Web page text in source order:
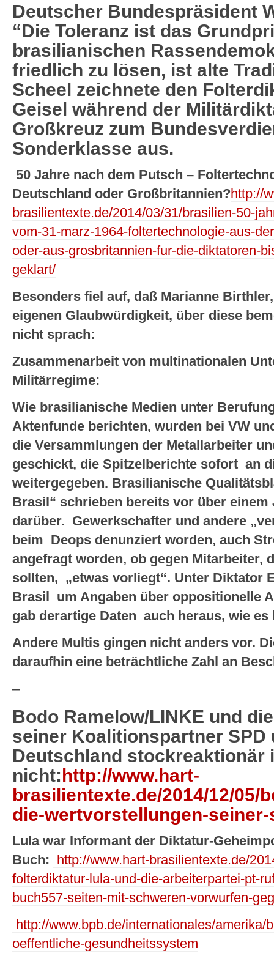
Deutscher Bundespräsident
“Die Toleranz ist das
brasilianischen
friedlich zu lösen, ist alte
Scheel zeichnete den
Geisel während der
Großkreuz zum
Sonderklasse aus.
50 Jahre nach dem Putsch –
Deutschland oder Großbritannien?http://
brasilientexte.de/2014/03/31/brasilien-50-
vom-31-marz-1964-foltertechnologie-aus-
oder-aus-grosbritannien-fur-die-diktatoren-
geklart/
Besonders fiel auf, daß Marianne
eigenen Glaubwürdigkeit, über diese
nicht sprach:
Zusammenarbeit von multinationalen
Militärregime:
Wie brasilianische Medien unter
Aktenfunde berichten, wurden bei VW
die Versammlungen der Metallarbeiter
geschickt, die Spitzelberichte sofort an
weitergegeben. Brasilianische
Brasil“ schrieben bereits vor über
darüber. Gewerkschafter und andere
beim Deops denunziert worden, auch
angefragt worden, ob gegen Mitarbeiter,
sollten, „etwas vorliegt“. Unter Diktator
Brasil um Angaben über oppositionelle
gab derartige Daten auch heraus, wie es
Andere Multis gingen nicht anders vor.
daraufhin eine beträchtliche Zahl an
–
Bodo Ramelow/LINKE und
seiner Koalitionspartner SPD
Deutschland stockreaktionär
nicht:http://www.hart-
brasilientexte.de/2014/12/05/
die-wertvorstellungen-
Lula war Informant der Diktatur-
Buch:
http://www.hart-brasilientexte.de/
folterdiktatur-lula-und-die-arbeiterpartei-pt-
buch557-seiten-mit-schweren-vorwurfen-
http://www.bpb.de/internationales/
oeffentliche-gesundheitssystem